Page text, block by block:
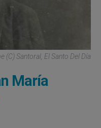
(C) Santoral, El Santo Del Día
María